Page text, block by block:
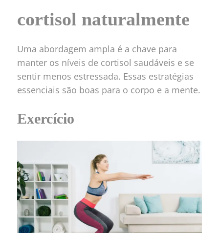
cortisol naturalmente
Uma abordagem ampla é a chave para
manter os níveis de cortisol saudáveis e se
sentir menos estressada. Essas estratégias
essenciais são boas para o corpo e a mente.
Exercício